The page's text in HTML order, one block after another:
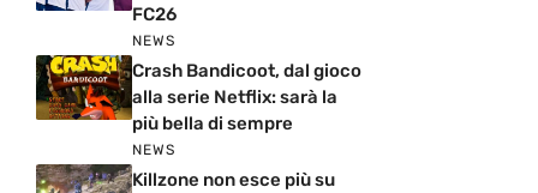
FC26
NEWS
Crash Bandicoot, dal gioco
alla serie Netflix: sarà la
più bella di sempre
NEWS
Killzone non esce più su